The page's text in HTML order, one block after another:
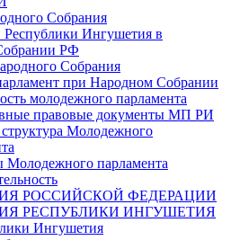
Собрания
Республики Ингушетия в
РФ
Собрания
при Народном Собрании
молодежного парламента
правовые документы МП РИ
Молодежного
Молодежного парламента
РОССИЙСКОЙ ФЕДЕРАЦИИ
РЕСПУБЛИКИ ИНГУШЕТИЯ
Ингушетия